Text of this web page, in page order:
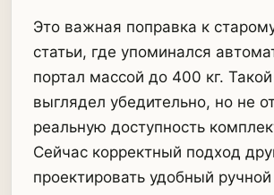
Это важная поправка к
статьи, где упоминался
портал массой до 400 кг.
выглядел убедительно, но не
реальную доступность
Сейчас корректный подход
проектировать удобный